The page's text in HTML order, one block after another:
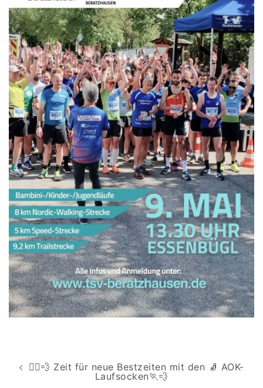
Beitragsnavigation
🏃‍♂️💨 Zeit für neue Bestzeiten mit den 🧦 AOK-
Laufsocken🏃💨